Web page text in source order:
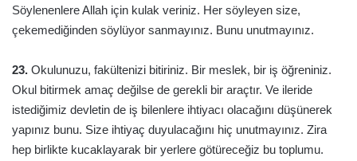
Söylenenlere Allah için kulak veriniz. Her söyleyen size,
çekemediğinden söylüyor sanmayınız. Bunu unutmayınız.
23. Okulunuzu, fakültenizi bitiriniz. Bir meslek, bir iş öğreniniz.
Okul bitirmek amaç değilse de gerekli bir araçtır. Ve ileride
istediğimiz devletin de iş bilenlere ihtiyacı olacağını düşünerek
yapınız bunu. Size ihtiyaç duyulacağını hiç unutmayınız. Zira
hep birlikte kucaklayarak bir yerlere götüreceğiz bu toplumu.